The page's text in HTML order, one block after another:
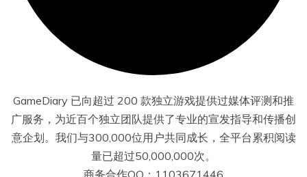
GameDiary 已向超过 200 款独立游戏提供过媒体评测和推
广服务，为近百个独立团队提供了专业的宣发指导和传播创
意企划。我们与300,000位用户共同成长，全平台累积阅读
量已超过50,000,000次。
商务合作QQ：1103671446